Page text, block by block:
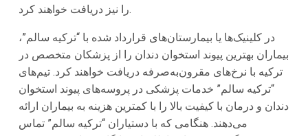
را نیز دریافت خواهند کرد.
در کلینیک‌ها یا بیمارستان‌های قرارداد شده با “ترکیه سالم”،
بیماران بهترین پیوند استخوان دندان را از پزشکان متخصص در
ترکیه با نرخ‌های مقرون‌به‌صرفه دریافت خواهند کرد. تیم‌های
“ترکیه سالم” خدمات پزشکی در پروسه‌های پیوند استخوان
دندان و درمان با کیفیت بالا را با کمترین هزینه به بیماران ارائه
می‌دهند. هنگامی که با دستیاران “ترکیه سالم” تماس